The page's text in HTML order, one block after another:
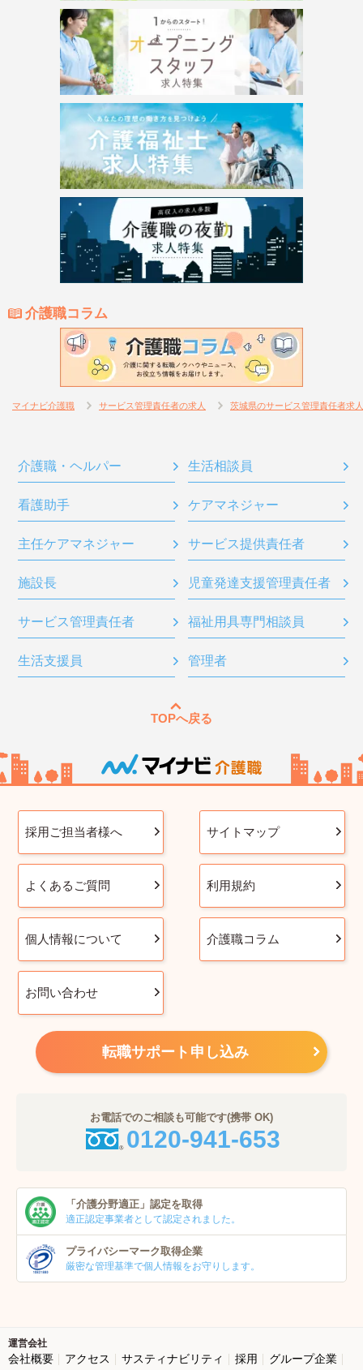
介護職コラム
マイナビ介護職 サービス管理責任者の求人 茨城県のサービス管理責任者求人
介護職・ヘルパー 生活相談員
看護助手 ケアマネジャー
主任ケアマネジャー サービス提供責任者
施設長 児童発達支援管理責任者
サービス管理責任者 福祉用具専門相談員
生活支援員 管理者
TOPへ戻る
採用ご担当者様へ サイトマップ
よくあるご質問 利用規約
個人情報について 介護職コラム
お問い合わせ
転職サポート申し込み
お電話でのご相談も可能です(携帯 OK)
0120-941-653
「介護分野適正」 認定を取得
適正認定事業者として認定されました。
プライバシーマーク取得企業
厳密な管理基準で個人情報をお守りします。
運営会社
会社概要 アクセス サスティナビリティ 採用
グループ企業